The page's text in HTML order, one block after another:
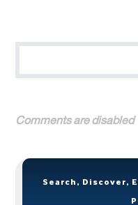
Comments are disabled
Search, Discover,